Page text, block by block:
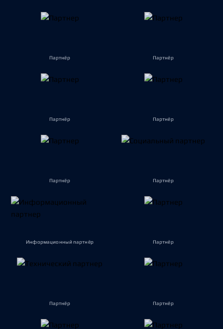
Партнёр Партнёр
Партнёр Партнёр
Партнёр Партнёр
Информационный партнёр Партнёр
Партнёр Партнёр